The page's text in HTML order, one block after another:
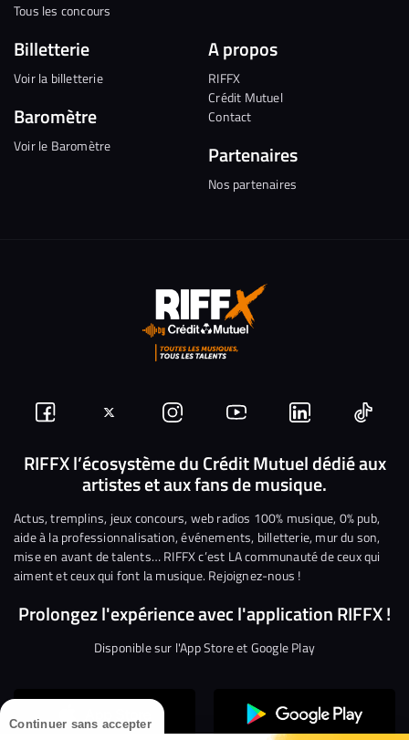
Continuer sans accepter
Tous les concours
Billetterie
Voir la billetterie
Baromètre
Voir le Baromètre
A propos
RIFFX
Crédit Mutuel
Contact
Partenaires
Nos partenaires
Suivez-
nous
Facebook
Suivez-
nous
sur
Twitter
Nous
rejoindre
sur
Instagram
Nous
rejoindre
sur
YouTube
Nous
rejoindre
sur
Linkedin
Nous
RIFFX l’écosystème du Crédit Mutuel dédié aux
artistes et aux fans de musique.
Actus, tremplins, jeux concours, web radios 100% musique, 0% pub,
aide à la professionnalisation, événements, billetterie, mur du son,
mise en avant de talents… RIFFX c’est LA communauté de ceux qui
aiment et ceux qui font la musique. Rejoignez-nous !
Prolongez l'expérience avec l'application RIFFX !
Disponible sur l'App Store et Google Play